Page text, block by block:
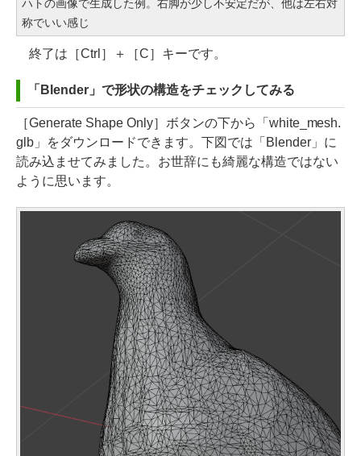
ハトの画像で生成した例。右脚が少し不安定だが、他は左右対
称でいい感じ
終了は［Ctrl］＋［C］キーです。
「Blender」で形状の構造をチェックしてみる
［Generate Shape Only］ボタンの下から「white_mesh.
glb」をダウンロードできます。下図では「Blender」に
読み込ませてみました。お世辞にも綺麗な構造ではない
ように思います。